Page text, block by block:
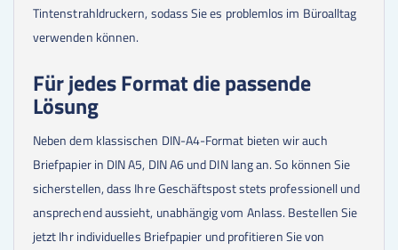
Tintenstrahldruckern, sodass Sie es problemlos im Büroalltag
verwenden können.
Für jedes Format die passende
Lösung
Neben dem klassischen DIN-A4-Format bieten wir auch
Briefpapier in DIN A5, DIN A6 und DIN lang an. So können Sie
sicherstellen, dass Ihre Geschäftspost stets professionell und
ansprechend aussieht, unabhängig vom Anlass. Bestellen Sie
jetzt Ihr individuelles Briefpapier und profitieren Sie von